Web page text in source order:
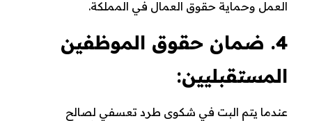
العمل وحماية حقوق العمال في المملكة.
4. ضمان حقوق الموظفين
المستقبليين:
عندما يتم البت في شكوى طرد تعسفي لصالح